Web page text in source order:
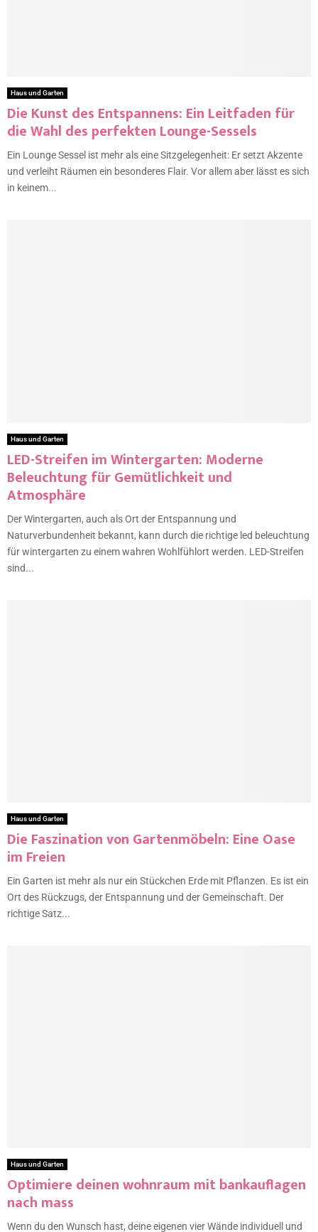
Haus und Garten
Die Kunst des Entspannens: Ein Leitfaden für
die Wahl des perfekten Lounge-Sessels
Ein Lounge Sessel ist mehr als eine Sitzgelegenheit: Er setzt Akzente
und verleiht Räumen ein besonderes Flair. Vor allem aber lässt es sich
in keinem...
Haus und Garten
LED-Streifen im Wintergarten: Moderne
Beleuchtung für Gemütlichkeit und
Atmosphäre
Der Wintergarten, auch als Ort der Entspannung und
Naturverbundenheit bekannt, kann durch die richtige led beleuchtung
für wintergarten zu einem wahren Wohlfühlort werden. LED-Streifen
sind...
Haus und Garten
Die Faszination von Gartenmöbeln: Eine Oase
im Freien
Ein Garten ist mehr als nur ein Stückchen Erde mit Pflanzen. Es ist ein
Ort des Rückzugs, der Entspannung und der Gemeinschaft. Der
richtige Satz...
Haus und Garten
Optimiere deinen wohnraum mit bankauflagen
nach mass
Wenn du den Wunsch hast, deine eigenen vier Wände individuell und